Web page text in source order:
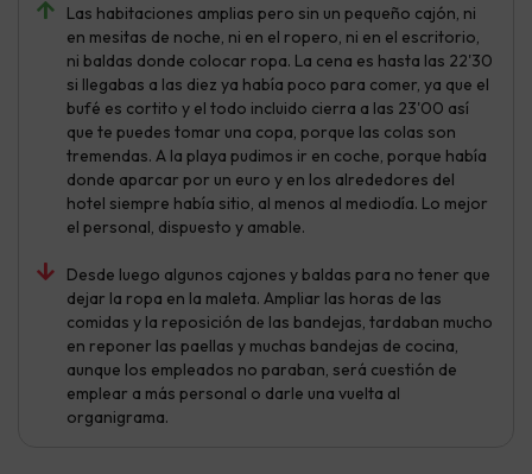
Las habitaciones amplias pero sin un pequeño cajón, ni
en mesitas de noche, ni en el ropero, ni en el escritorio,
ni baldas donde colocar ropa. La cena es hasta las 22'30
si llegabas a las diez ya había poco para comer, ya que el
bufé es cortito y el todo incluido cierra a las 23'00 así
que te puedes tomar una copa, porque las colas son
tremendas. A la playa pudimos ir en coche, porque había
donde aparcar por un euro y en los alrededores del
hotel siempre había sitio, al menos al mediodía. Lo mejor
el personal, dispuesto y amable.
Desde luego algunos cajones y baldas para no tener que
dejar la ropa en la maleta. Ampliar las horas de las
comidas y la reposición de las bandejas, tardaban mucho
en reponer las paellas y muchas bandejas de cocina,
aunque los empleados no paraban, será cuestión de
emplear a más personal o darle una vuelta al
organigrama.